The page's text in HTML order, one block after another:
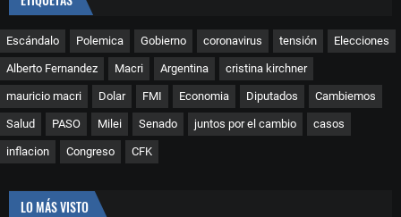
Escándalo Polemica Gobierno coronavirus tensión Elecciones
Alberto Fernandez Macri Argentina cristina kirchner
mauricio macri Dolar FMI Economia Diputados Cambiemos
Salud PASO Milei Senado juntos por el cambio casos
inflacion Congreso CFK
LO MÁS VISTO